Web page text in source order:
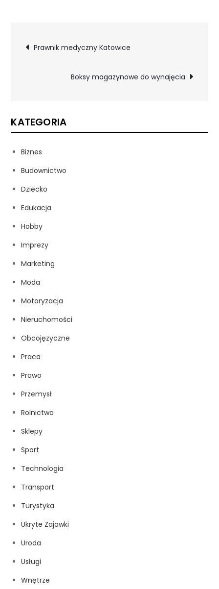
Nawigacja
wpisu
Prawnik medyczny Katowice
Boksy magazynowe do wynajęcia
KATEGORIA
Biznes
Budownictwo
Dziecko
Edukacja
Hobby
Imprezy
Marketing
Moda
Motoryzacja
Nieruchomości
Obcojęzyczne
Praca
Prawo
Przemysł
Rolnictwo
Sklepy
Sport
Technologia
Transport
Turystyka
Ukryte Zajawki
Uroda
Usługi
Wnętrze